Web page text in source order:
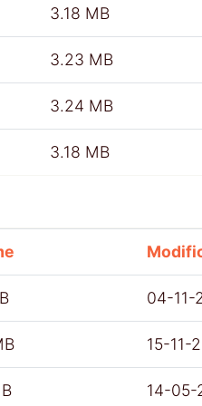
3.18 MB
3.23 MB
3.24 MB
3.18 MB
04-11-
15-11-
14-05-